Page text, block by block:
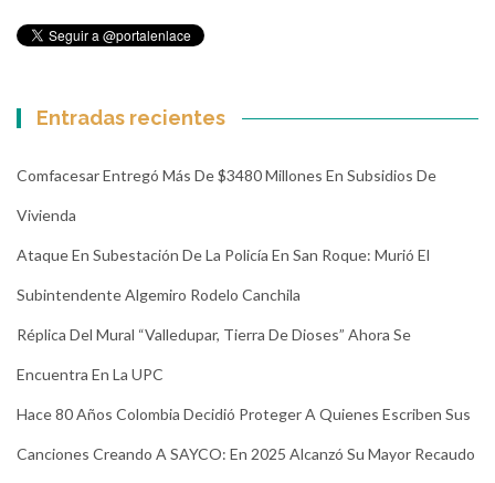
Entradas recientes
Comfacesar Entregó Más De $3480 Millones En Subsidios De
Vivienda
Ataque En Subestación De La Policía En San Roque: Murió El
Subintendente Algemiro Rodelo Canchila
Réplica Del Mural “Valledupar, Tierra De Dioses” Ahora Se
Encuentra En La UPC
Hace 80 Años Colombia Decidió Proteger A Quienes Escriben Sus
Canciones Creando A SAYCO: En 2025 Alcanzó Su Mayor Recaudo